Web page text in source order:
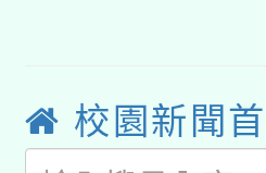
薪期間赴
業技術研
115年8月
校園新聞